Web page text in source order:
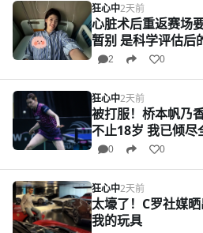
狂心中2天前
心脏术后重返赛场
暂别 是科学评估后
2 0
狂心中2天前
被打服！桥本帆乃
不止18岁 我已倾尽
0 0
狂心中2天前
太壕了！C罗社媒
我的玩具